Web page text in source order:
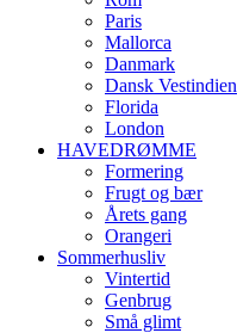
Paris
Mallorca
Danmark
Dansk Vestindien
Florida
London
HAVEDRØMME
Formering
Frugt og bær
Årets gang
Orangeri
Sommerhusliv
Vintertid
Genbrug
Små glimt